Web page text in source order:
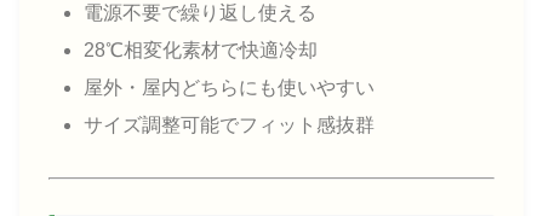
電源不要で繰り返し使える
28℃相変化素材で快適冷却
屋外・屋内どちらにも使いやすい
サイズ調整可能でフィット感抜群